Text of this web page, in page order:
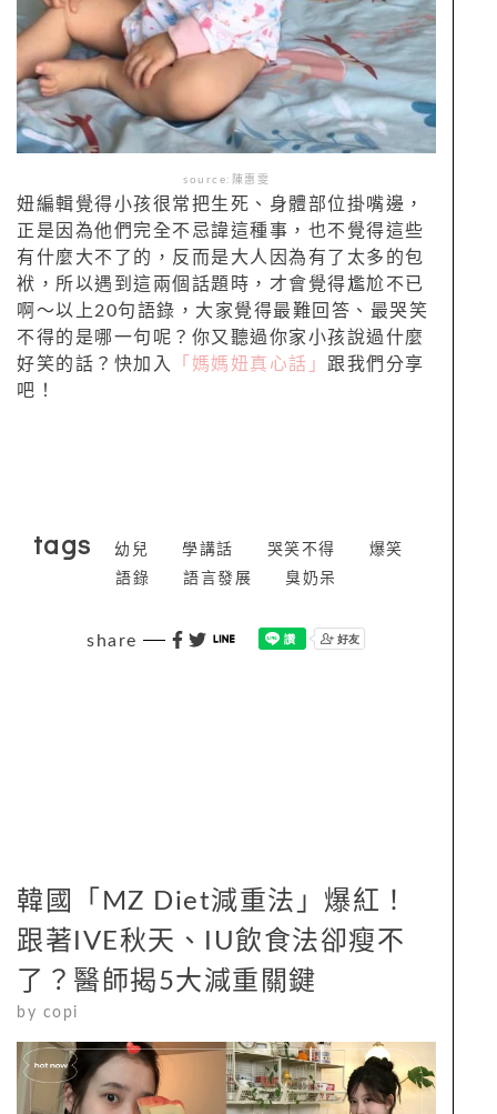
source:陳惠雯
妞編輯覺得小孩很常把生死、身體部位掛嘴邊，
正是因為他們完全不忌諱這種事，也不覺得這些
有什麼大不了的，反而是大人因為有了太多的包
袱，所以遇到這兩個話題時，才會覺得尷尬不已
啊～以上20句語錄，大家覺得最難回答、最哭笑
不得的是哪一句呢？你又聽過你家小孩說過什麼
好笑的話？快加入
「媽媽妞真心話」 跟我們分享
吧！
tags 幼兒 學講話 哭笑不得
爆笑
語錄
語言發展 臭奶呆
share
韓國「MZ Diet減重法」爆紅！
跟著IVE秋天、IU飲食法卻瘦不
了？醫師揭5大減重關鍵
by copi